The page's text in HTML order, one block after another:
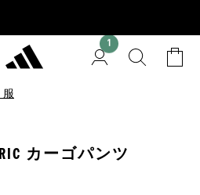
1
服
カーゴパンツ